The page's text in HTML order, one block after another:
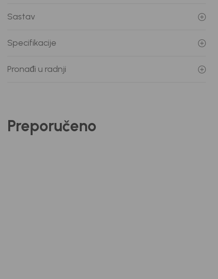
Sastav
Specifikacije
Pronađi u radnji
Preporučeno